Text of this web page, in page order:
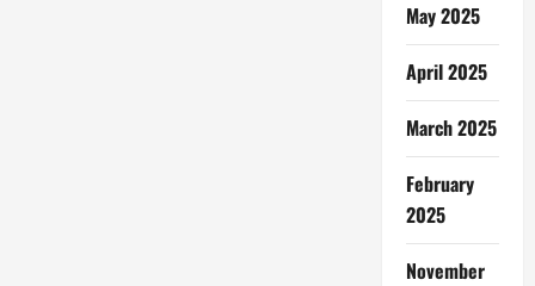
May 2025
April 2025
March 2025
February
2025
November